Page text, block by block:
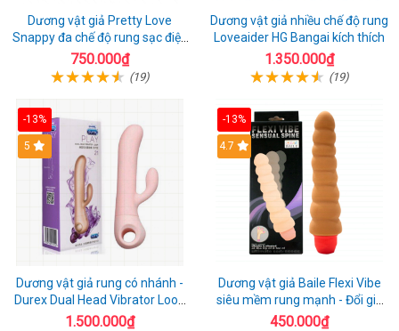
Dương vật giả Pretty Love
Snappy đa chế độ rung sạc điện
kích thích nữ
750.000₫
(19)
Dương vật giả nhiều chế độ rung
Loveaider HG Bangai kích thích
1.350.000₫
(19)
-13%
5
Dương vật giả rung có nhánh -
Durex Dual Head Vibrator Loop
21
1.500.000₫
-13%
4.7
Dương vật giả Baile Flexi Vibe
siêu mềm rung mạnh - Đổi gió
cuộc yêu mới
450.000₫